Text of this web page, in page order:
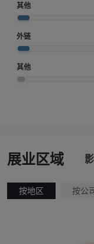
其他
外链
其他
展业区域
按地区 按公